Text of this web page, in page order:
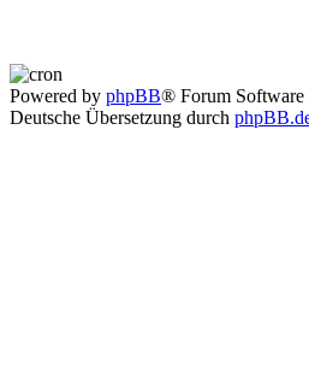
Powered by phpBB® Forum
Deutsche Übersetzung durch